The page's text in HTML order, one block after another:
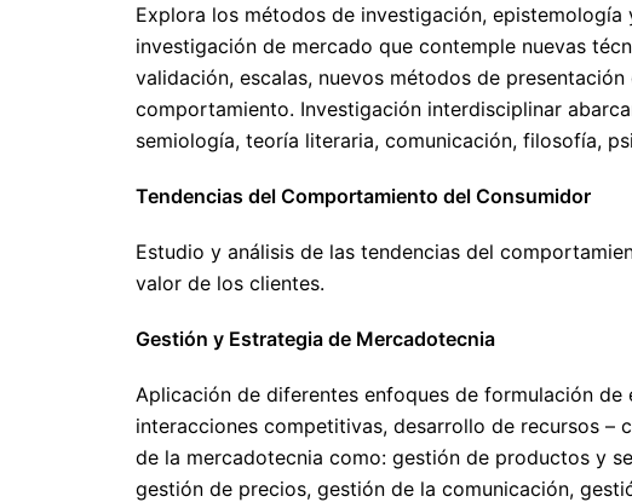
Explora los métodos de investigación,
investigación de mercado que contemple nuevas
validación, escalas, nuevos métodos de
comportamiento. Investigación interdisciplinar
semiología, teoría literaria, comunicación, filosofía,
Tendencias del Comportamiento del Consumidor
Estudio y análisis de las tendencias del
valor de los clientes.
Gestión y Estrategia de Mercadotecnia
Aplicación de diferentes enfoques de formulación
interacciones competitivas, desarrollo de recursos
de la mercadotecnia como: gestión de productos y
gestión de precios, gestión de la comunicación,